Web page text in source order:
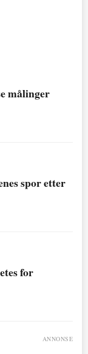
målinger
spor etter
for
ANNONSE